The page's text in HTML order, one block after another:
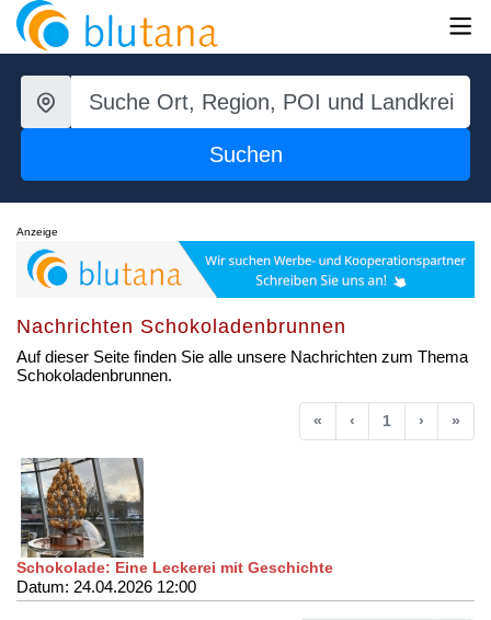
Suchen
Anzeige
Nachrichten Schokoladenbrunnen
Auf dieser Seite finden Sie alle unsere Nachrichten zum Thema
Schokoladenbrunnen.
« Anfang
‹ Vorherige
1 › Nächste
»
Schokolade: Eine Leckerei mit Geschichte
Datum: 24.04.2026 12:00